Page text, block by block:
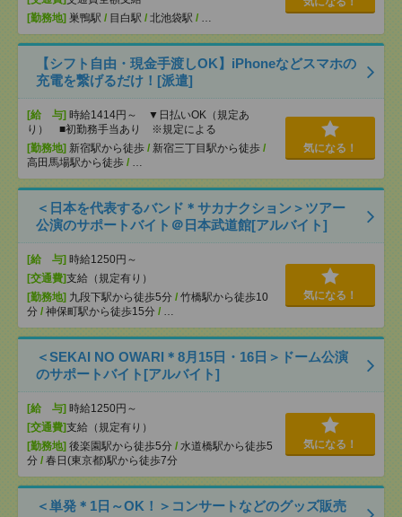
[勤務地] 巣鴨駅 / 目白駅 / 北池袋駅 / …
【シフト自由・現金手渡しOK】iPhoneなどスマホの
充電を繋げるだけ！[派遣]
[給 与] 時給1414円～ ▼日払いOK（規定あ
り） ■初勤務手当あり ※規定による
[勤務地] 新宿駅から徒歩 / 新宿三丁目駅から徒歩 /
高田馬場駅から徒歩 / …
気になる！
＜日本を代表するバンド＊サカナクション＞ツアー
公演のサポートバイト＠日本武道館[アルバイト]
[給 与] 時給1250円～
[交通費]支給（規定有り）
[勤務地] 九段下駅から徒歩5分 / 竹橋駅から徒歩10
分 / 神保町駅から徒歩15分 / …
気になる！
＜SEKAI NO OWARI＊8月15日・16日＞ドーム公演
のサポートバイト[アルバイト]
[給 与] 時給1250円～
[交通費]支給（規定有り）
[勤務地] 後楽園駅から徒歩5分 / 水道橋駅から徒歩5
分 / 春日(東京都)駅から徒歩7分
気になる！
＜単発＊1日～OK！＞コンサートなどのグッズ販売